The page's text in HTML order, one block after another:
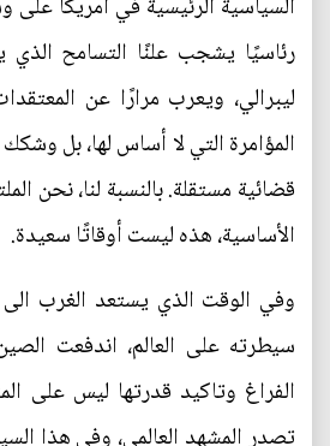
رئاسيًا يشجب علنًا التسامح الذي
ليبرالي، ويعرب مرارًا عن
المؤامرة التي لا أساس لها، بل
قضائية مستقلة. بالنسبة لنا، نحن
الأساسية، هذه ليست أوقاتًا سعيدة.
وفي الوقت الذي يستعد الغرب
سيطرته على العالم، اندفعت
الفراغ وتاكيد قدرتها ليس على
تصدر المشهد العالمي، وفي هذا